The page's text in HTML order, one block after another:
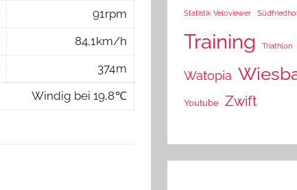
91 rpm
84,1 km/h
374 m
Windig bei 19,8 ℃
Statistik Veloviewer
Training Triathlon
Watopia
Youtube Zwift